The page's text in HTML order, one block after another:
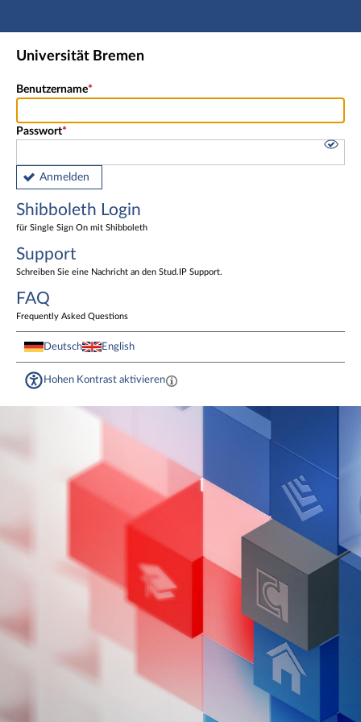
Hauptnavigation
Shibboleth Login
Universität Bremen
Benutzername
Passwort
Anmelden
Shibboleth Login
für Single Sign On mit Shibboleth
Support
Schreiben Sie eine Nachricht an den Stud.IP Support.
FAQ
Frequently Asked Questions
Deutsch English
Hohen Kontrast aktivieren